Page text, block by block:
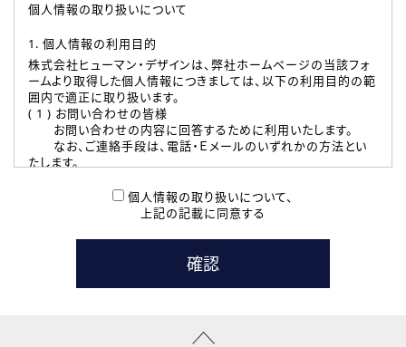
個人情報の取り扱いについて
1. 個人情報の利用目的
株式会社ヒューマン・デザインは、弊社ホームページの当該フォ
ームより取得した個人情報につきましては、以下の利用目的の範
囲内で適正に取り扱います。
( 1 ) お問い合わせの皆様
お問い合わせの内容に回答するために利用いたします。
なお、ご連絡手段は、電話・Ｅメールのいずれかの方法とい
たします。
本登録に関するご連絡および本登録時の参考情報として利
たします。
( 3 ) スタッフ派遣を検討されている企業の皆様
お問い合わせの内容に回答するために利用いたします。
なお、ご連絡手段は、電話・Ｅメールのいずれかの方法とい
個人情報の取り扱いについて、
上記の記載に同意する